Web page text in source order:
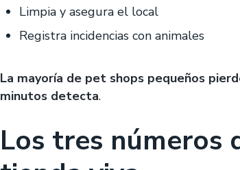
Limpia y asegura el local
Registra incidencias con animales
La mayoría de pet shops pequeños
minutos detecta.
Los tres números